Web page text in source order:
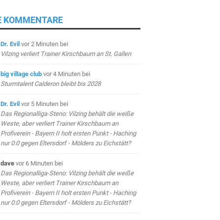
KOMMENTARE
Dr. Evil vor 2 Minuten bei
Vilzing verliert Trainer Kirschbaum an St. Gallen
big village club vor 4 Minuten bei
Sturmtalent Calderon bleibt bis 2028
Dr. Evil vor 5 Minuten bei
Das Regionalliga-Steno: Vilzing behält die weiße
Weste, aber verliert Trainer Kirschbaum an
Profiverein - Bayern II holt ersten Punkt - Haching
nur 0:0 gegen Eltersdorf - Mölders zu Eichstätt?
dave vor 6 Minuten bei
Das Regionalliga-Steno: Vilzing behält die weiße
Weste, aber verliert Trainer Kirschbaum an
Profiverein - Bayern II holt ersten Punkt - Haching
nur 0:0 gegen Eltersdorf - Mölders zu Eichstätt?